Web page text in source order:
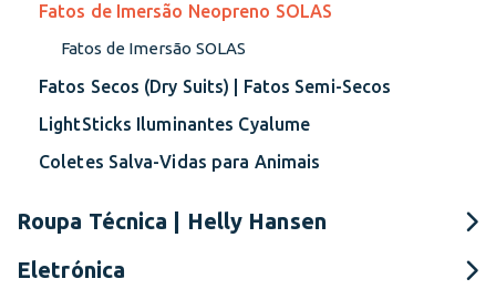
Fatos de Imersão Neopreno SOLAS
Fatos de Imersão SOLAS
Fatos Secos (Dry Suits) | Fatos Semi-Secos
LightSticks Iluminantes Cyalume
Coletes Salva-Vidas para Animais
Roupa Técnica | Helly Hansen
Eletrónica